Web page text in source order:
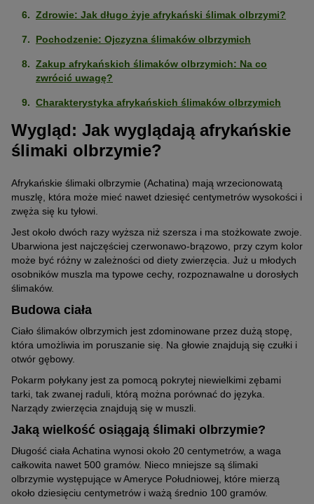
Zdrowie: Jak długo żyje afrykański ślimak olbrzymi?
Pochodzenie: Ojczyzna ślimaków olbrzymich
Zakup afrykańskich ślimaków olbrzymich: Na co
zwrócić uwagę?
Charakterystyka afrykańskich ślimaków olbrzymich
Wygląd: Jak wyglądają afrykańskie
ślimaki olbrzymie?
Afrykańskie ślimaki olbrzymie (Achatina) mają wrzecionowatą
muszlę, która może mieć nawet dziesięć centymetrów wysokości i
zwęża się ku tyłowi.
Jest około dwóch razy wyższa niż szersza i ma stożkowate zwoje.
Ubarwiona jest najczęściej czerwonawo-brązowo, przy czym kolor
może być różny w zależności od diety zwierzęcia. Już u młodych
osobników muszla ma typowe cechy, rozpoznawalne u dorosłych
ślimaków.
Budowa ciała
Ciało ślimaków olbrzymich jest zdominowane przez dużą stopę,
która umożliwia im poruszanie się. Na głowie znajdują się czułki i
otwór gębowy.
Pokarm połykany jest za pomocą pokrytej niewielkimi zębami
tarki, tak zwanej raduli, którą można porównać do języka.
Narządy zwierzęcia znajdują się w muszli.
Jaką wielkość osiągają ślimaki olbrzymie?
Długość ciała Achatina wynosi około 20 centymetrów, a waga
całkowita nawet 500 gramów. Nieco mniejsze są ślimaki
olbrzymie występujące w Ameryce Południowej, które mierzą
około dziesięciu centymetrów i ważą średnio 100 gramów.